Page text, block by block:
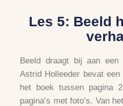
Les 5: Beeld
Beeld draagt bij aan
Astrid Holleeder bevat
het boek tussen pagina
pagina’s met foto’s. Van